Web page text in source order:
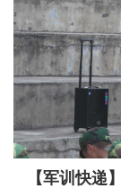
生。自豪与责
学生就必须坦
满羽翼的蜕变
敢。这个过程
【军训快